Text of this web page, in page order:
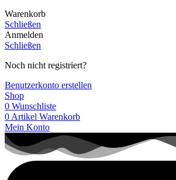
Warenkorb
Schließen
Anmelden
Schließen
Noch nicht registriert?
Benutzerkonto erstellen
Shop
0 Wunschliste
0 Artikel Warenkorb
Mein Konto